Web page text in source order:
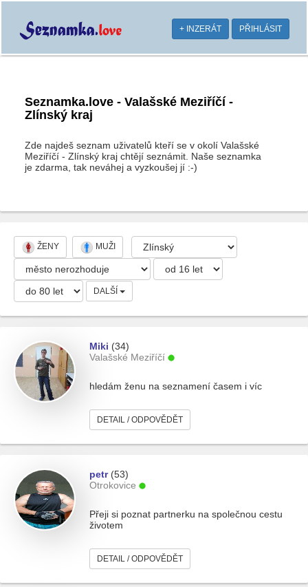
+ INZERÁT PŘIHLÁSIT
Seznamka.love - Valašské Meziříčí -
Zlínský kraj
Zde najdeš seznam uživatelů kteří se v okolí Valašské
Meziříčí - Zlínský kraj chtějí seznámit. Naše seznamka
je zdarma, tak neváhej a vyzkoušej jí :-)
ŽENY MUŽI
DALŠÍ
Miki (34)
Valašské Meziříčí
hledám ženu na seznamení časem i víc
DETAIL / ODPOVĚDĚT
petr(53)
Otrokovice
Přeji si poznat partnerku na společnou cestu
životem
DETAIL / ODPOVĚDĚT